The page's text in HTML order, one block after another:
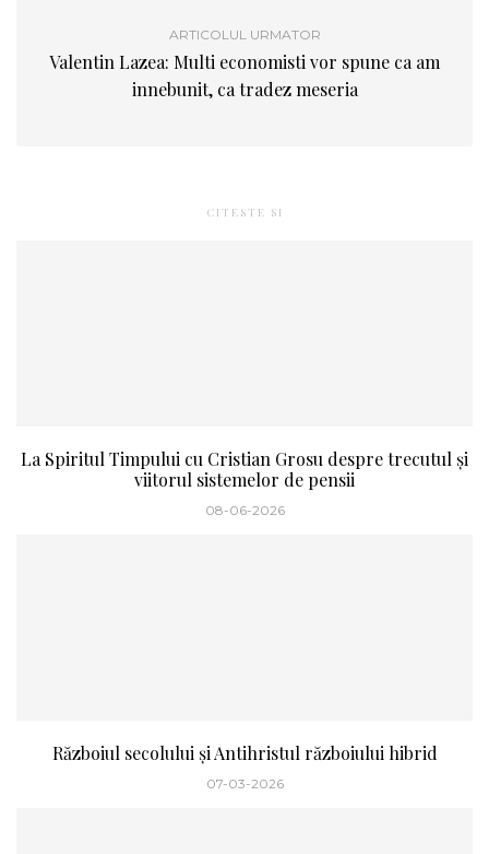
ARTICOLUL URMATOR
Valentin Lazea: Multi economisti vor spune ca am
innebunit, ca tradez meseria
CITESTE SI
La Spiritul Timpului cu Cristian Grosu despre trecutul și
viitorul sistemelor de pensii
08-06-2026
Războiul secolului și Antihristul războiului hibrid
07-03-2026